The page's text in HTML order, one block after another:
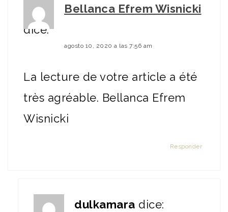
Bellanca Efrem Wisnicki
dice:
agosto 10, 2020 a las 7:56 am
La lecture de votre article a été
très agréable. Bellanca Efrem
Wisnicki
Responder
dulkamara dice: